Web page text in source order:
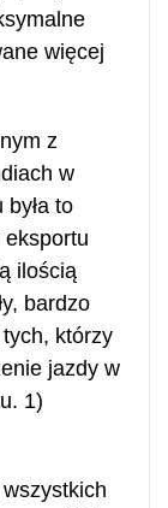
więcej
z
w
to
ilością
bardzo
którzy
jazdy w
1)